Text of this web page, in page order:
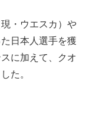
現・ウエスカ）や
日本人選手を獲
に加えて、クオ
た。